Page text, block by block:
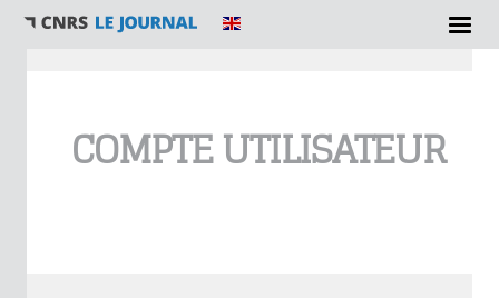
COMPTE UTILISATEUR